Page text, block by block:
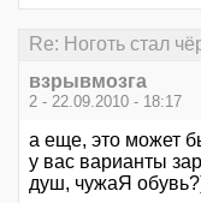
Re: Ноготь стал
взрывмозга
2 - 22.09.2010 - 18:17
а еще, это может
у вас варианты
душ, чужаЯ